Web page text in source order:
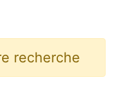
recherche